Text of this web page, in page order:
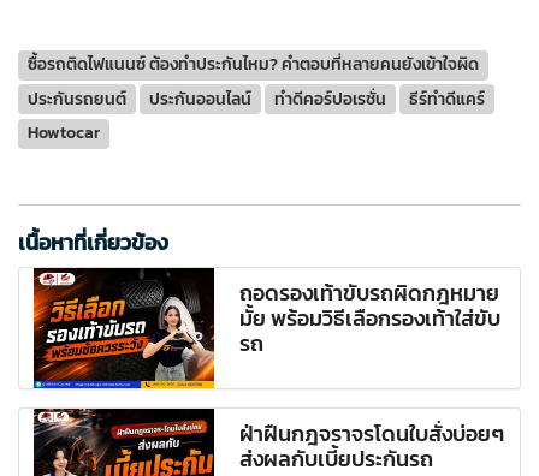
ซื้อรถติดไฟแนนซ์ ต้องทำประกันไหม? คำตอบที่หลายคนยังเข้าใจผิด
ประกันรถยนต์
ประกันออนไลน์ ทำดีคอร์ปอเรชั่น
ธีร์ทำดีแคร์
Howtocar
เนื้อหาที่เกี่ยวข้อง
ถอดรองเท้าขับรถผิดกฎหมาย
มั้ย พร้อมวิธีเลือกรองเท้าใส่ขับ
รถ
ฝ่าฝืนกฎจราจรโดนใบสั่งบ่อยๆ
ส่งผลกับเบี้ยประกันรถ